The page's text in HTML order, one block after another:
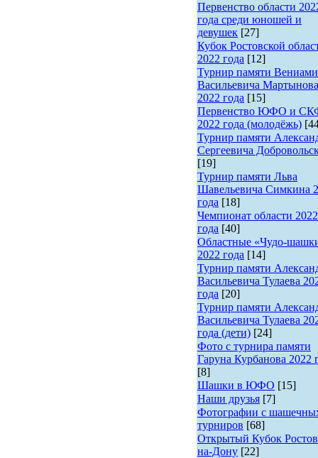
Первенство области
года среди юношей и
девушек [27]
Кубок Ростовской
2022 года [12]
Турнир памяти
Васильевича Мартынова
2022 года [15]
Первенство ЮФО и
2022 года (молодёжь)
Турнир памяти
Сергеевича
[19]
Турнир памяти Льва
Шавельевича Симкина
года [18]
Чемпионат области 2022
года [40]
Областные «Чудо-
2022 года [14]
Турнир памяти
Васильевича Тулаева
года [20]
Турнир памяти
Васильевича Тулаева
года (дети) [24]
Фото с турнира памяти
Гаруна Курбанова 2022
[8]
Шашки в ЮФО [15]
Наши друзья [7]
Фотографии с
турниров [68]
Открытый Кубок
на-Дону [22]